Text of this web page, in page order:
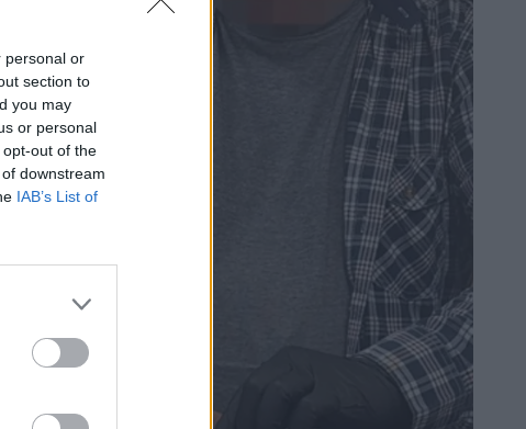
personal or
section to
you may
or personal
out of the
downstream
IAB’s List of